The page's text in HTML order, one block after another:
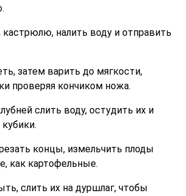
налить воду и отправить
затем варить до мягкости,
проверяя кончиком ножа.
слить воду, остудить их и
концы, измельчить плоды
как картофельные.
слить их на дуршлаг, чтобы